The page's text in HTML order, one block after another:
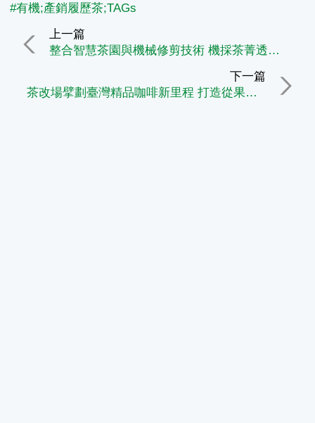
#有機;產銷履歷茶;TAGs
上一篇
整合智慧茶園與機械修剪技術 機採茶菁透過競賽驅動產業轉型
下一篇
茶改場擘劃臺灣精品咖啡新里程 打造從果實到風味的價值鏈